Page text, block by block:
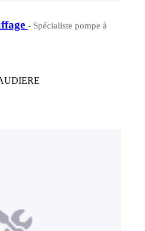
- Spécialiste pompe à